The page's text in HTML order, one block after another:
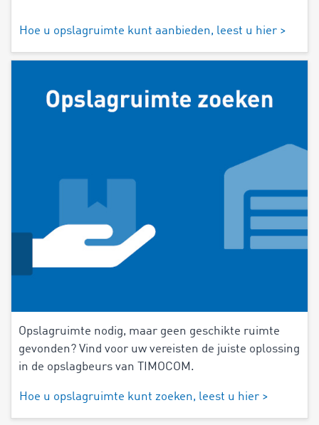
Hoe u opslagruimte kunt aanbieden, leest u hier >
Opslagruimte nodig, maar geen geschikte ruimte
gevonden? Vind voor uw vereisten de juiste oplossing
in de opslagbeurs van TIMOCOM.
Hoe u opslagruimte kunt zoeken, leest u hier >